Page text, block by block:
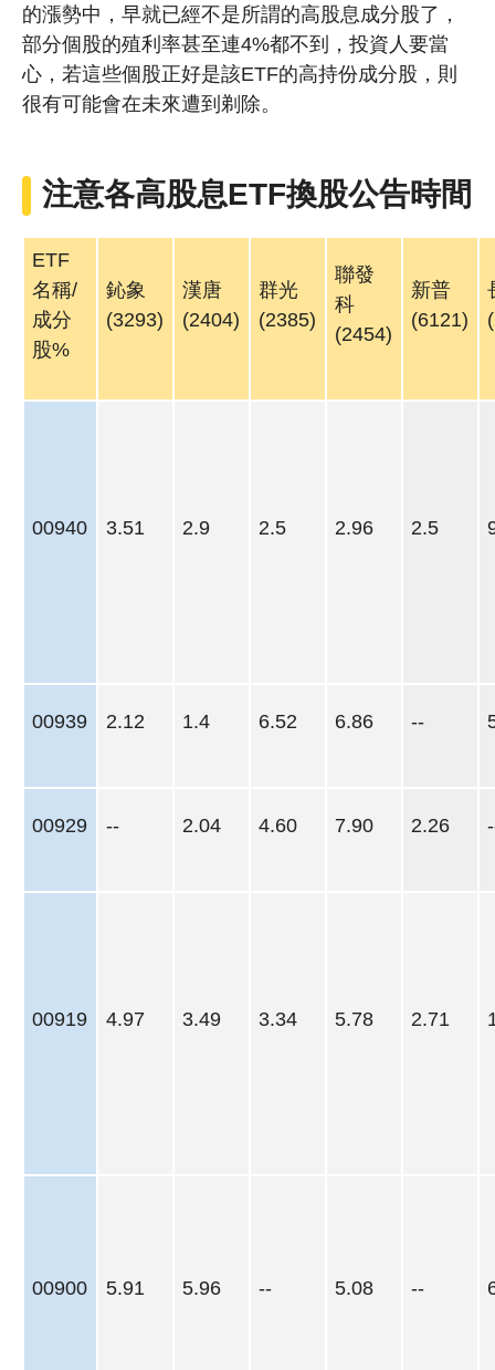
的漲勢中，早就已經不是所謂的高股息成分股了，
部分個股的殖利率甚至連4%都不到，投資人要當
心，若這些個股正好是該ETF的高持份成分股，則
很有可能會在未來遭到剃除。
注意各高股息ETF換股公告時間
ETF
名稱/
成分
股%
鈊象
(3293)
漢唐
(2404)
群光
(2385)
聯發
科
(2454)
新普
(6121)
00940 3.51 2.9 2.5 2.96 2.5
00939 2.12 1.4 6.52 6.86 --
00929 -- 2.04 4.60 7.90 2.26
00919 4.97 3.49 3.34 5.78 2.71
00900 5.91 5.96 -- 5.08 --